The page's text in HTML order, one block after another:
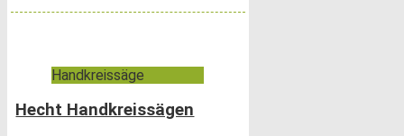
Handkreissäge
Hecht Handkreissägen